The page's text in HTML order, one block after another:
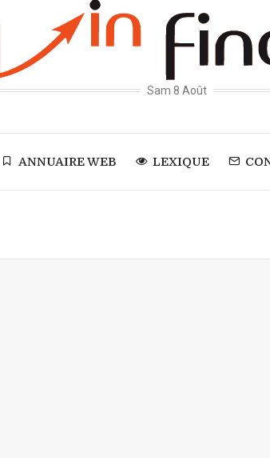
Sam 8 Août
ANNUAIRE WEB LEXIQUE